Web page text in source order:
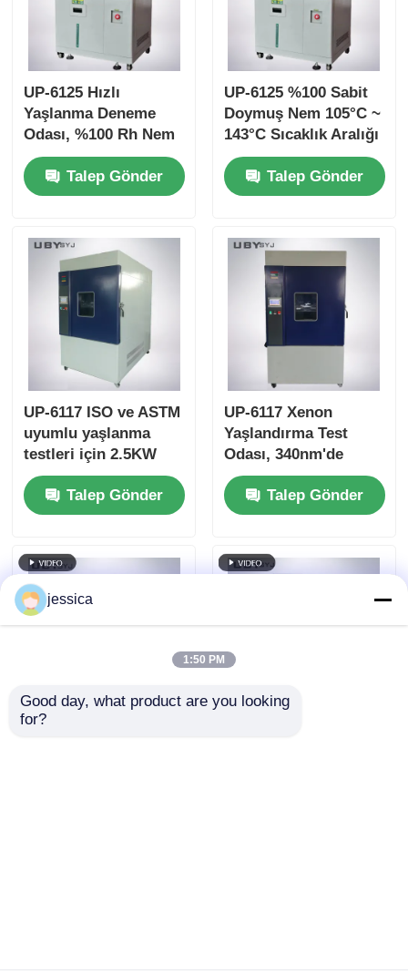
UP-6125 Hızlı
Yaşlanma Deneme
Odası, %100 Rh Nem
Arası, ± 0,5 °C
sıcaklık eşitliği ve
Elektronik
105 °C ~ + 135 °C
sıcaklık aralığı
Talep Gönder
UP-6125 %100 Sabit
Doymuş Nem 105°C ~
143°C Sıcaklık Aralığı
ve 0.05~0.30MPa
Çalışma Basıncına
Sahip Hızlandırılmış
Odası
Talep Gönder
UP-6117 ISO ve ASTM
uyumlu yaşlanma
testleri için 2.5KW
hava soğutmalı uzun
yaylı xenon lambası
ile programlanabilir
Talep Gönder
UP-6117 Xenon
Yaşlandırma Test
Odası, 340nm'de
Hassas Işınlama
Kontrolü için 2.5KW
Hava Soğutmalı Uzun
ISO ve ASTM
Standartlarıyla
Talep Gönder
jessica
1:50 PM
Good day, what product are you looking
for?